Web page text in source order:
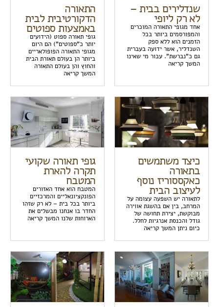
שנדלירים בבית –
לא רק ליופי
אחד מגופי התאורה המוכרים
והמפורסמים ביותר בכל
הזמנים הוא ללא ספק
השנדליר, אשר ידועה בעברית
גם כ"נברשת". עבור מי שאינו
המשך קריאה
התאורה
הדקורטיבית לבית
באמצעות ספוטים
גופי תאורה ספוט (הידועים
יותר כ"ספוטים") הם היום
מגופי התאורה הפופולאריים
ביותר הן בעולם תאורת הבית
והחוץ והן בעולם התאורה
המשך קריאה
כיצד משתמשים
בתאורה
כאקססוריז נוסף
לעיצוב הבית
לתאורה יש השפעה עצומה על
המרחב, בין אם בהשגת אווירה
מבוקשת, יצירת תחושה של
גודל והכנסת אנרגיות לחלל.
כיום ניתן המשך קריאה
גופי תאורה שקועי
תקרה להארת
המטבח
המטבח הוא אחד האזורים
הפונקציונאליים והמרכזיים
ביותר בכל בית – לא רק שזהו
החדר בו אנחנו מבשלים את
הארוחות שלנו המשך קריאה